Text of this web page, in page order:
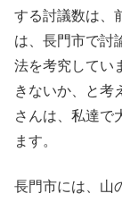
する討議数は、
は、長門市で討
法を考究してい
きないか、と考
さんは、私達で
ます。
長門市には、山